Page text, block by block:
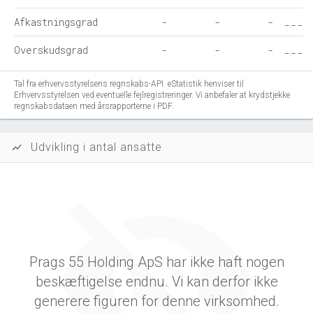
Afkastningsgrad - - -
Overskudsgrad - - -
Tal fra erhvervsstyrelsens regnskabs-API. eStatistik henviser til
Erhvervsstyrelsen ved eventuelle fejlregistreringer. Vi anbefaler at krydstjekke
regnskabsdataen med årsrapporterne i PDF.
show_chart Udvikling i antal ansatte
Prags 55 Holding ApS har ikke haft nogen
beskæftigelse endnu. Vi kan derfor ikke
generere figuren for denne virksomhed.